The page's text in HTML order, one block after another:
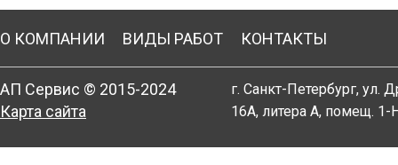
О КОМПАНИИ ВИДЫ РАБОТ КОНТАКТЫ
АП Сервис © 2015-2024
Карта сайта
г. Санкт-Петербург, ул.
16А, литера А, помещ. 1-